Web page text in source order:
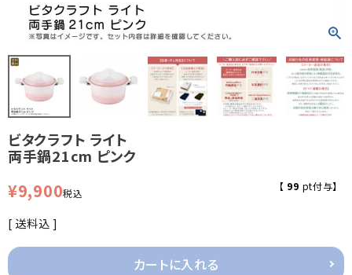
ビタクラフト ライト
両手鍋21cm ピンク
¥9,900税込
【 99 pt付与】
送料込
カートに入れる